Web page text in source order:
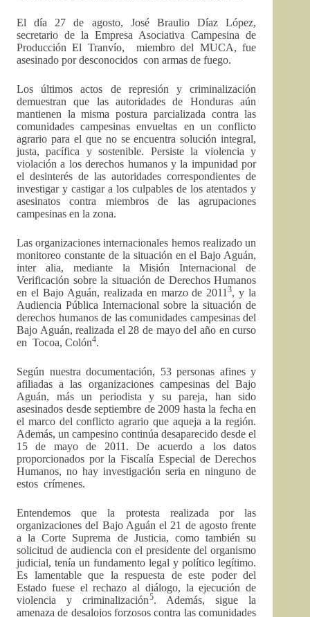
El día 27 de agosto, José Braulio Díaz López,
secretario de la Empresa Asociativa Campesina de
Producción El Tranvío, miembro del MUCA, fue
asesinado por desconocidos con armas de fuego.
Los últimos actos de represión y criminalización
demuestran que las autoridades de Honduras aún
mantienen la misma postura parcializada contra las
comunidades campesinas envueltas en un conflicto
agrario para el que no se encuentra solución integral,
justa, pacífica y sostenible. Persiste la violencia y
violación a los derechos humanos y la impunidad por
el desinterés de las autoridades correspondientes de
investigar y castigar a los culpables de los atentados y
asesinatos contra miembros de las agrupaciones
campesinas en la zona.
Las organizaciones internacionales hemos realizado un
monitoreo constante de la situación en el Bajo Aguán,
inter alia, mediante la Misión Internacional de
Verificación sobre la situación de Derechos Humanos
en el Bajo Aguán, realizada en marzo de 20113, y la
Audiencia Pública Internacional sobre la situación de
derechos humanos de las comunidades campesinas del
Bajo Aguán, realizada el 28 de mayo del año en curso
en Tocoa, Colón4.
Según nuestra documentación, 53 personas afines y
afiliadas a las organizaciones campesinas del Bajo
Aguán, más un periodista y su pareja, han sido
asesinados desde septiembre de 2009 hasta la fecha en
el marco del conflicto agrario que aqueja a la región.
Además, un campesino continúa desaparecido desde el
15 de mayo de 2011. De acuerdo a los datos
proporcionados por la Fiscalía Especial de Derechos
Humanos, no hay investigación seria en ninguno de
estos crímenes.
Entendemos que la protesta realizada por las
organizaciones del Bajo Aguán el 21 de agosto frente
a la Corte Suprema de Justicia, como también su
solicitud de audiencia con el presidente del organismo
judicial, tenía un fundamento legal y político legítimo.
Es lamentable que la respuesta de este poder del
Estado fuese el rechazo al diálogo, la ejecución de
violencia y criminalización5. Además, sigue la
amenaza de desalojos forzosos contra las comunidades